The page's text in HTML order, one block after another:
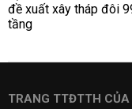
TRANG TTĐTTH CỦA